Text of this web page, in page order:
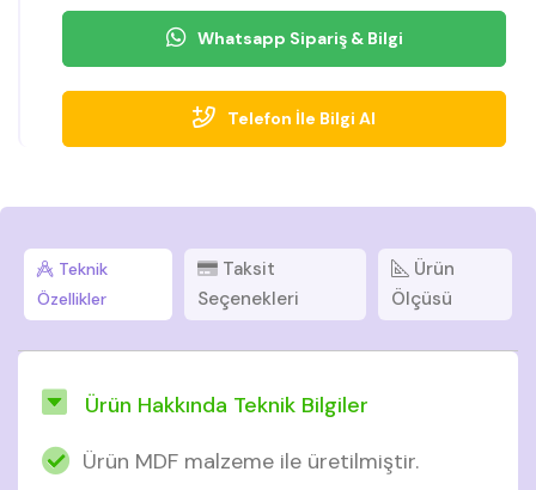
Whatsapp Sipariş & Bilgi
Telefon İle Bilgi Al
Teknik
Özellikler
Taksit
Seçenekleri
Ürün
Ölçüsü
Ürün Hakkında Teknik Bilgiler
Ürün MDF malzeme ile üretilmiştir.